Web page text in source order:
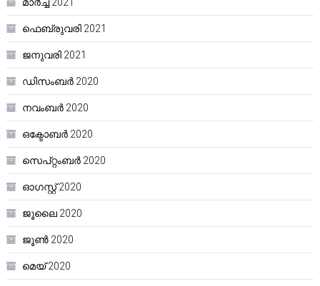
ഫെബ്രുവരി 2021
ജനുവരി 2021
ഡിസംബർ 2020
നവംബർ 2020
ഒക്ടോബർ 2020
സെപ്റ്റംബർ 2020
ഓഗസ്റ്റ്‌ 2020
ജൂലൈ 2020
ജൂൺ 2020
മെയ്‌ 2020